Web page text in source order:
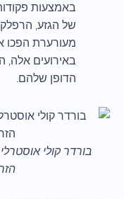
באמצעות
של הגזע,
מעורערת הפכו
באירועים אלה,
הדופן שלהם.
בורדר קולי